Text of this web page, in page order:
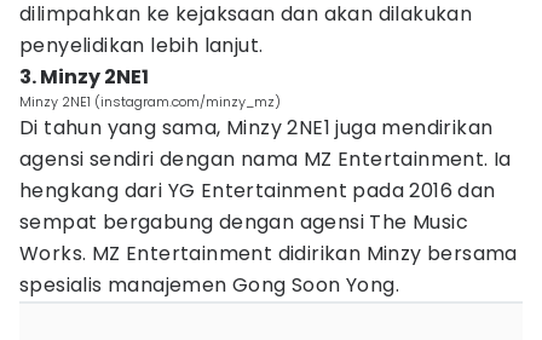
dilimpahkan ke kejaksaan dan akan dilakukan
penyelidikan lebih lanjut.
3. Minzy 2NE1
Minzy 2NE1 (instagram.com/minzy_mz)
Di tahun yang sama, Minzy 2NE1 juga mendirikan
agensi sendiri dengan nama MZ Entertainment. Ia
hengkang dari YG Entertainment pada 2016 dan
sempat bergabung dengan agensi The Music
Works. MZ Entertainment didirikan Minzy bersama
spesialis manajemen Gong Soon Yong.